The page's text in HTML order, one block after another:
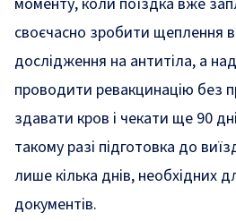
своєчасно зробити щеплення
дослідження на антитіла, а
проводити ревакцинацію без
здавати кров і чекати ще 90
такому разі підготовка до
лише кілька днів, необхідних
документів.